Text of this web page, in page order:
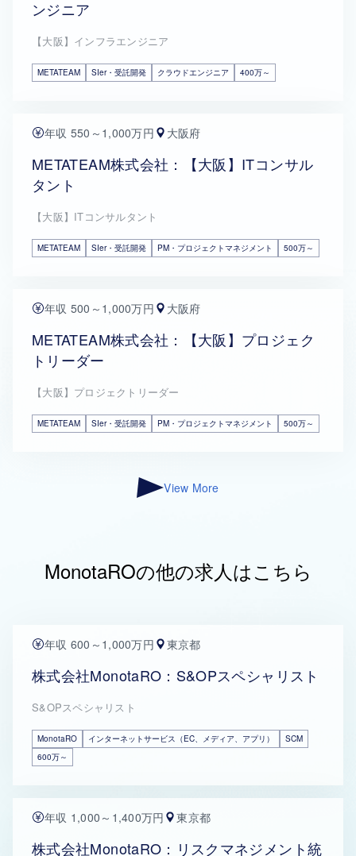
ンジニア
【大阪】インフラエンジニア
METATEAM SIer・受託開発 クラウドエンジニア 400万～
年収 550～1,000万円 大阪府
METATEAM株式会社：【大阪】ITコンサル
タント
【大阪】ITコンサルタント
METATEAM SIer・受託開発 PM・プロジェクトマネジメント 500万～
年収 500～1,000万円 大阪府
METATEAM株式会社：【大阪】プロジェク
トリーダー
【大阪】プロジェクトリーダー
METATEAM SIer・受託開発 PM・プロジェクトマネジメント 500万～
View More
MonotaROの他の求人はこちら
年収 600～1,000万円 東京都
株式会社MonotaRO：S&OPスペシャリスト
S&OPスペシャリスト
MonotaRO インターネットサービス（EC、メディア、アプリ）
SCM
600万～
年収 1,000～1,400万円 東京都
株式会社MonotaRO：リスクマネジメント統